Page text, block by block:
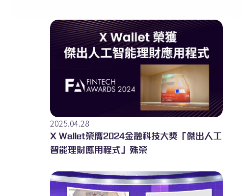
2025.04.28
X Wallet榮膺2024金融科技大獎「傑出人工
智能理財應用程式」殊榮